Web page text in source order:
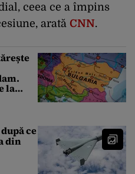
ceea ce a împins
arată CNN.
la
ce
din